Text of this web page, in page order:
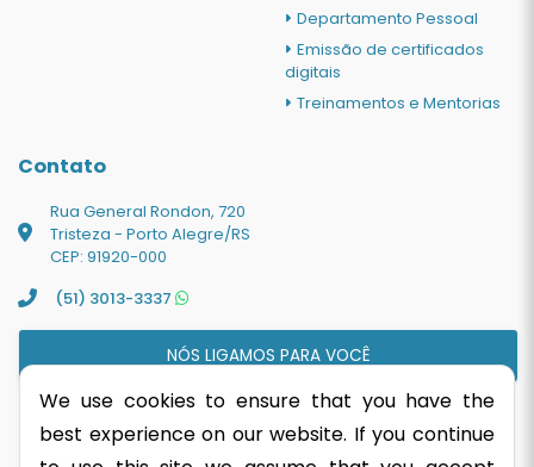
Departamento Pessoal
Emissão de certificados
digitais
Treinamentos e Mentorias
Contato
Rua General Rondon, 720
Tristeza - Porto Alegre/RS
CEP: 91920-000
(51) 3013-3337
NÓS LIGAMOS PARA VOCÊ
We use cookies to ensure that you have the
best experience on our website. If you continue